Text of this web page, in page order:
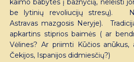
kaimo babytes į bažnyčią, neleisti
be lytinių revoliucijų stresų).
Astravas mazgosis Neryje).
apkartins stiprios baimės ( ar
Vėlines? Ar priimti Kūčios anūkus,
Čekijos, Ispanijos didmiesčių?)